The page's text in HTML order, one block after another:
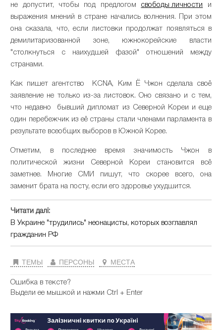
не допустит, чтобы под предлогом свободы личности и
выражения мнений в стране начались волнения. При этом
она сказала, что, если листовки продолжат появляться в
демилитаризованной зоне, южнокорейские власти
"столкнуться с наихудшей фазой" отношений между
странами.
Как пишет агентство KCNA, Ким Ё Чжон сделала своё
заявление не только из-за листовок. Оно связано и с тем,
что недавно бывший дипломат из Северной Кореи и еще
один перебежчик из её страны стали членами парламента в
результате всеобщих выборов в Южной Корее.
Отметим, в последнее время значимость Чжон в
политической жизни Северной Кореи становится всё
заметнее. Многие СМИ пишут, что скорее всего, она
заменит брата на посту, если его здоровье ухудшится.
Читати далі:
В Украине "трудились" неонацисты, которых возглавлял
гражданин РФ
ТЕМЫ ПЕРСОНЫ МЕСТА
Ошибка в тексте?
Выдели ее мышкой и нажми Ctrl + Enter